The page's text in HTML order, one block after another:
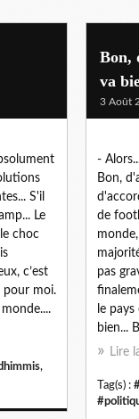
S'il
Le
choc
c’est
pour moi.
,
Bon,
va
3 Août
-
Bon,
de
pas
le
bien...
Lire
Tag(s) :